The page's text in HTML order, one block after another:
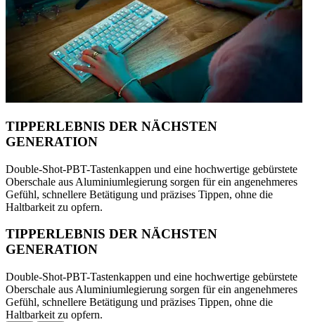
TIPPERLEBNIS DER NÄCHSTEN
GENERATION
Double-Shot-PBT-Tastenkappen und eine hochwertige gebürstete
Oberschale aus Aluminiumlegierung sorgen für ein angenehmeres
Gefühl, schnellere Betätigung und präzises Tippen, ohne die
Haltbarkeit zu opfern.
TIPPERLEBNIS DER NÄCHSTEN
GENERATION
Double-Shot-PBT-Tastenkappen und eine hochwertige gebürstete
Oberschale aus Aluminiumlegierung sorgen für ein angenehmeres
Gefühl, schnellere Betätigung und präzises Tippen, ohne die
Haltbarkeit zu opfern.